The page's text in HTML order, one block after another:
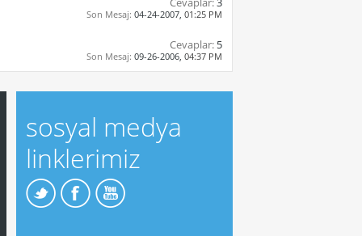
Son Mesaj: 04-24-2007, 01:25 PM
Cevaplar: 5
Son Mesaj: 09-26-2006, 04:37 PM
sosyal medya
linklerimiz